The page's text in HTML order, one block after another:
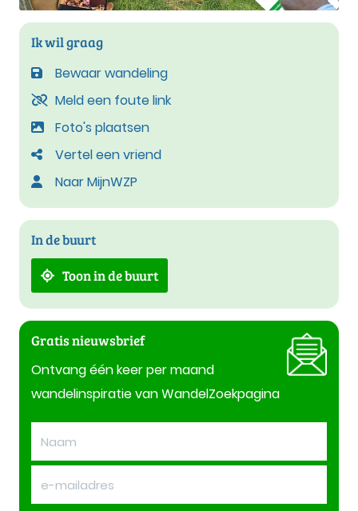
Ik wil graag
Bewaar wandeling
Meld een foute link
Foto's plaatsen
Vertel een vriend
Naar MijnWZP
In de buurt
Toon in de buurt
Gratis nieuwsbrief
Ontvang één keer per maand
wandelinspiratie van WandelZoekpagina